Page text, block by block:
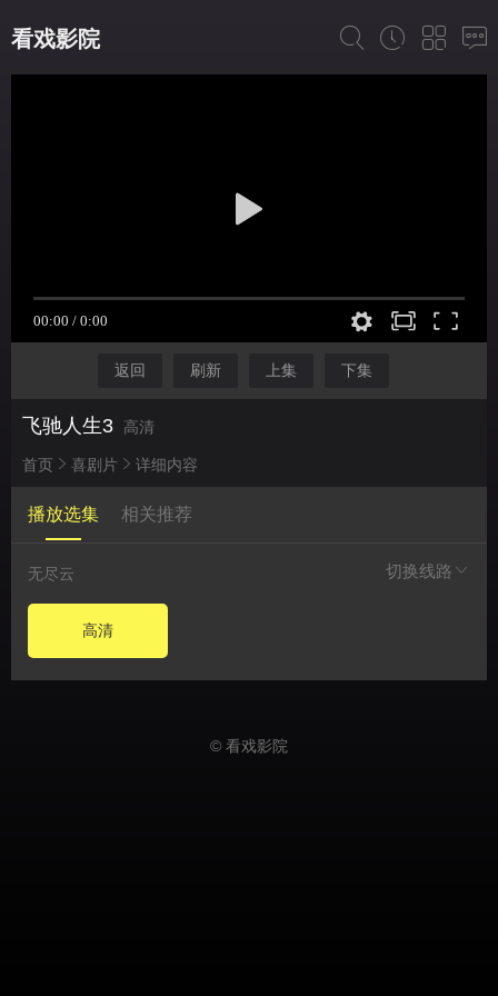
看戏影院
返回 刷新 上集 下集
飞驰人生3 高清
首页 喜剧片 详细内容
播放选集 相关推荐
切换线路
无尽云
高清
© 看戏影院